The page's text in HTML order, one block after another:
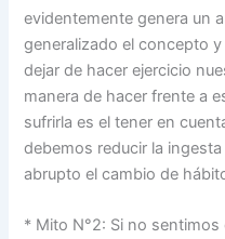
evidentemente genera un
generalizado el concepto
dejar de hacer ejercicio
manera de hacer frente a
sufrirla es el tener en
debemos reducir la
abrupto el cambio de
* Mito N°2: Si no